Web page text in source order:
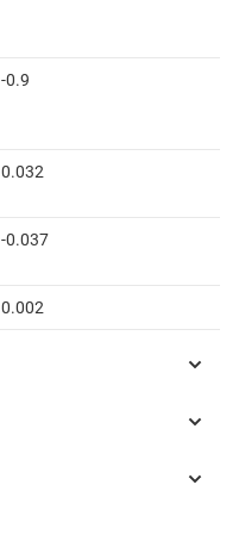
-0.9
0.032
-0.037
0.002